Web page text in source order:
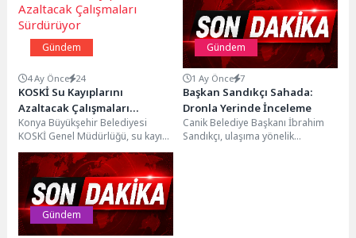
Gündem
4 Ay Önce 24
KOSKİ Su Kayıplarını
Azaltacak Çalışmaları
Sürdürüyor
Konya Büyükşehir Belediyesi
KOSKİ Genel Müdürlüğü, su kayıp-
kaçak oranını azaltmak amacıyla
Meram ve Selçuklu ilçelerinde...
Gündem
1 Ay Önce 7
Başkan Sandıkçı Sahada:
Dronla Yerinde İnceleme
Canik Belediye Başkanı İbrahim
Sandıkçı, ulaşıma yönelik
Gündem